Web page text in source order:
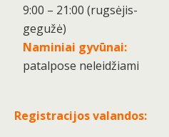
9:00 – 21:00 (rugsėjis-
gegužė)
Naminiai gyvūnai:
patalpose neleidžiami
Registracijos valandos: